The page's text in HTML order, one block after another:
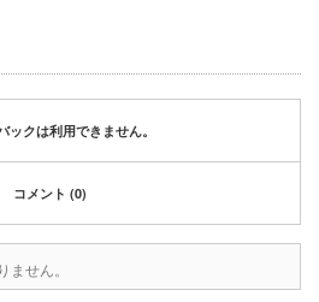
ックは利用できません。
コメント (0)
せん。